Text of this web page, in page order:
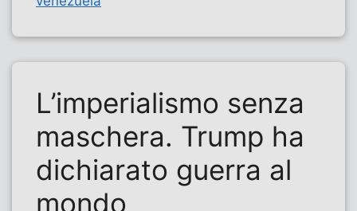
L’imperialismo senza
maschera. Trump ha
dichiarato guerra al
mondo